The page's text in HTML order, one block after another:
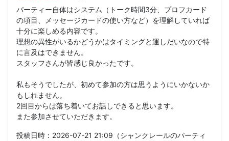
パーティー自体はシステム（トーク時間3分、プロフカード
の項目、メッセージカードの使い方など）を理解していれば
十分に楽しめる内容です。
理想の異性がいるかどうかはタイミングと運しだいなので特
に言及はできません。
スタッフさんが皆感じ良かったです。
私もそうでしたが、初めて参加の方は思うようにいかないか
もしれません。
2回目からは落ち着いてお話しできると思います。
また参加させていただきます。
投稿日時：2026-07-21 21:09（シャンクレールのパーティ